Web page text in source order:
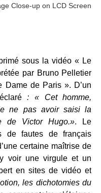
Close-up on LCD Screen
sous la vidéo « Le
par Bruno Pelletier
Dame de Paris ». D’un
: « Cet homme,
ne pas avoir saisi la
de Victor Hugo.». Le
de fautes de français
certaine maîtrise de
y voir une virgule et un
en sites de vidéo et
les dichotomies du